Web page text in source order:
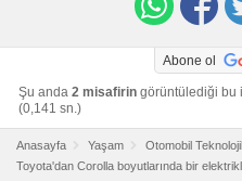
Abone ol
Şu anda 2 misafirin görüntülediği bu
(0,141 sn.)
Anasayfa Yaşam
Otomobil
Toyota'dan Corolla boyutlarında bir